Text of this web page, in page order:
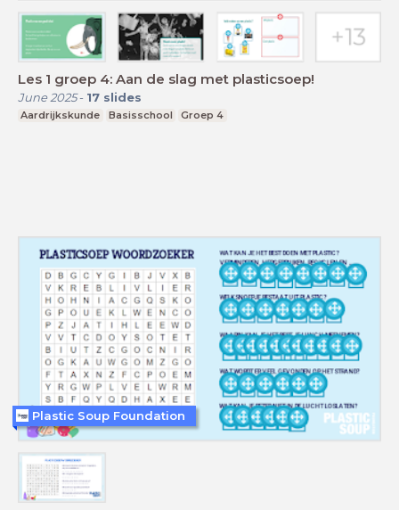
Les 1 groep 4: Aan de slag met plasticsoep!
June 2025- 17 slides
Aardrijkskunde Basisschool Groep 4
Plastic Soup Foundation